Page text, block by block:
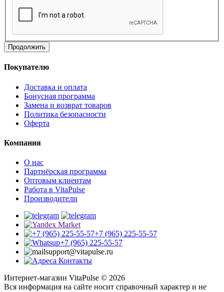
Продолжить
Покупателю
Доставка и оплата
Бонусная программа
Замена и возврат товаров
Политика безопасности
Оферта
Компания
О нас
Партнёрская программа
Оптовым клиентам
Работа в VitaPulse
Производители
+7 (965) 225-55-57
+7 (965) 225-55-57
support@vitapulse.ru
Контакты
Интернет-магазин VitaPulse © 2026
Вся информация на сайте носит справочный характер и не